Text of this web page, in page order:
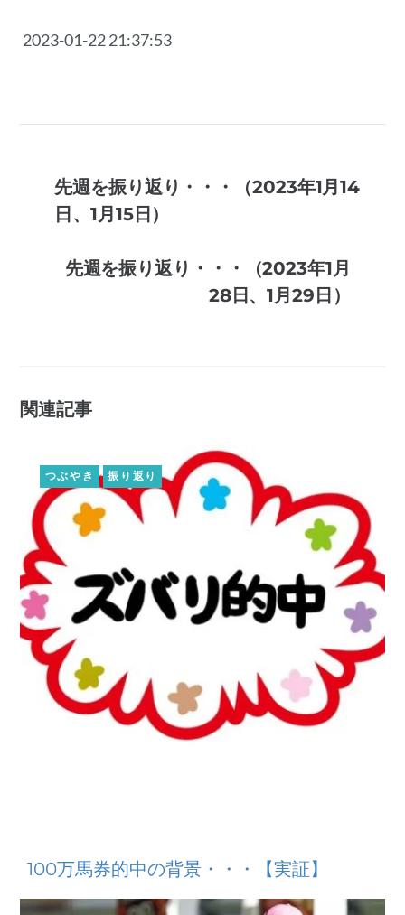
2023-01-22 21:37:53
先週を振り返り・・・（2023年1月14
日、1月15日）
先週を振り返り・・・（2023年1月
28日、1月29日）
関連記事
つぶやき 振り返り
100万馬券的中の背景・・・【実証】